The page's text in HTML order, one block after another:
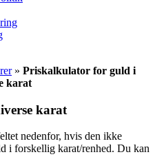
» Priskalkulator for guld i
karat
karat
nedenfor, hvis den ikke
i forskellig karat/renhed. Du kan